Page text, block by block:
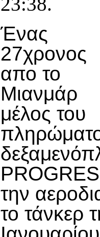
Ένας
27χρονος
απο το
Μιανμάρ
μέλος του
την
το τάνκερ